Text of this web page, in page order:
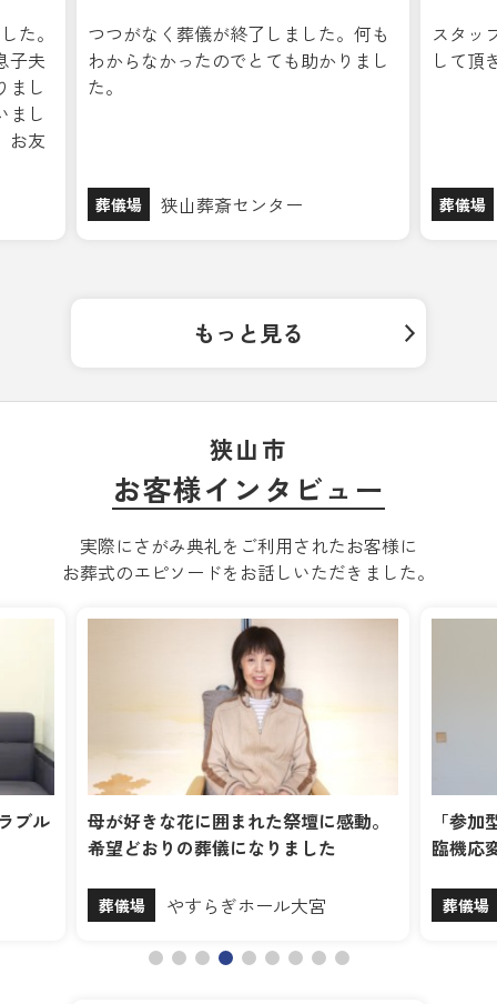
何も
まし
スタッフの対応は心のこもった対応を
して頂きとても良かったです。
葬儀場 狭山葬斎センター
家族の
お世話
す。あ
葬儀場
もっと見る
狭山市
お客様インタビュー
実際にさがみ典礼をご利用されたお客様に
お葬式のエピソードをお話しいただきました。
祭壇に感動。
「参加型の葬儀」という難しい要望に
臨機応変に応えてくれました
葬儀場 草加葬斎センター